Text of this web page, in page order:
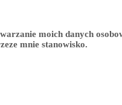
moich danych
mnie stanowisko.